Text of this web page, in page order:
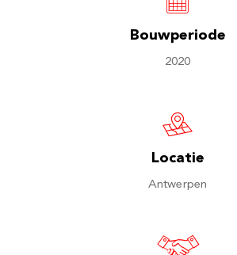
Bouwperiode
2020
Locatie
Antwerpen